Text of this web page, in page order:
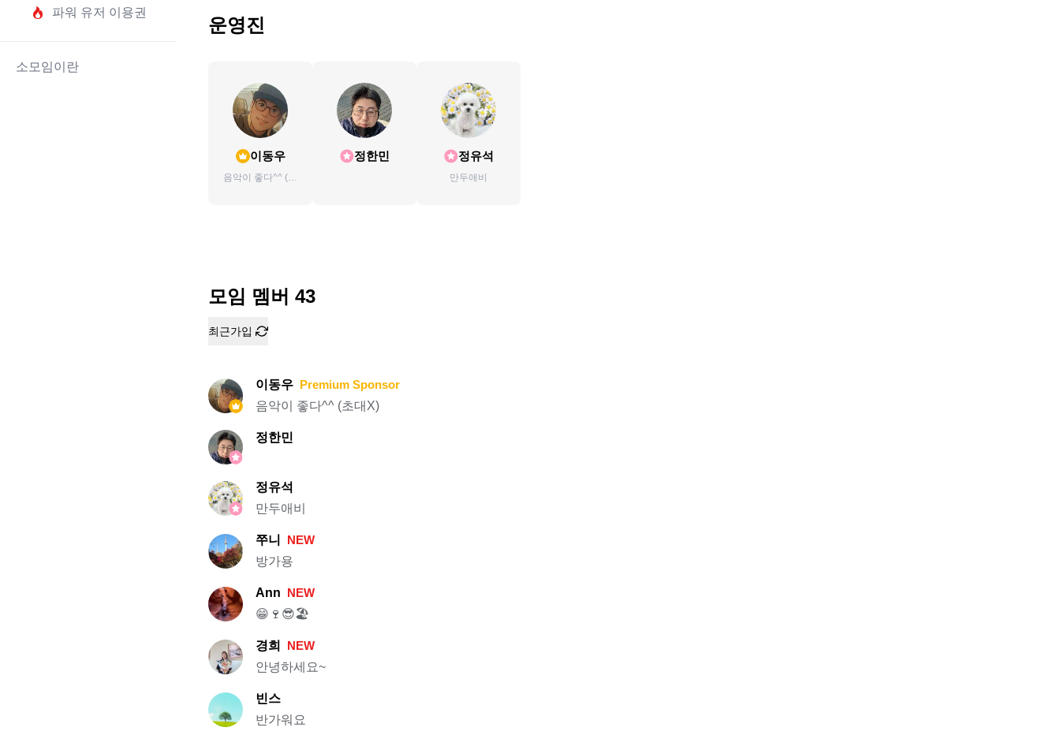
파워 유저 이용권
소모임이란
운영진
이동우
음악이 좋다^^ (초
정한민 정유석
만두애비
모임 멤버 43
최근가입
이동우 Premium Sponsor
음악이 좋다^^ (초대X)
정한민
정유석
만두애비
쭈니
NEW
방가용
Ann NEW
😁🍷😎🏖️
경희
NEW
안녕하세요~
빈스
반가워요